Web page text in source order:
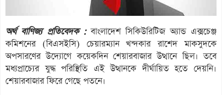
অর্থ বাণিজ্য প্রতিবেদক :বাংলাদেশ সিকিউরিটিজ অ্যান্ড এক্সচেঞ্জ
কমিশনের (বিএসইসি) চেয়ারম্যান খন্দকার রাশেদ মাকসুদকে
অপসারণের উদ্যোগে কয়েকদিন শেয়ারবাজার উত্থানে ছিল। তবে
মধ্যপ্রাচ্যের যুদ্ধ পরিস্থিতি এই উত্থানকে দীর্ঘায়িত হতে দেয়নি।
শেয়ারবাজার ফিরে গেছে পতনে।